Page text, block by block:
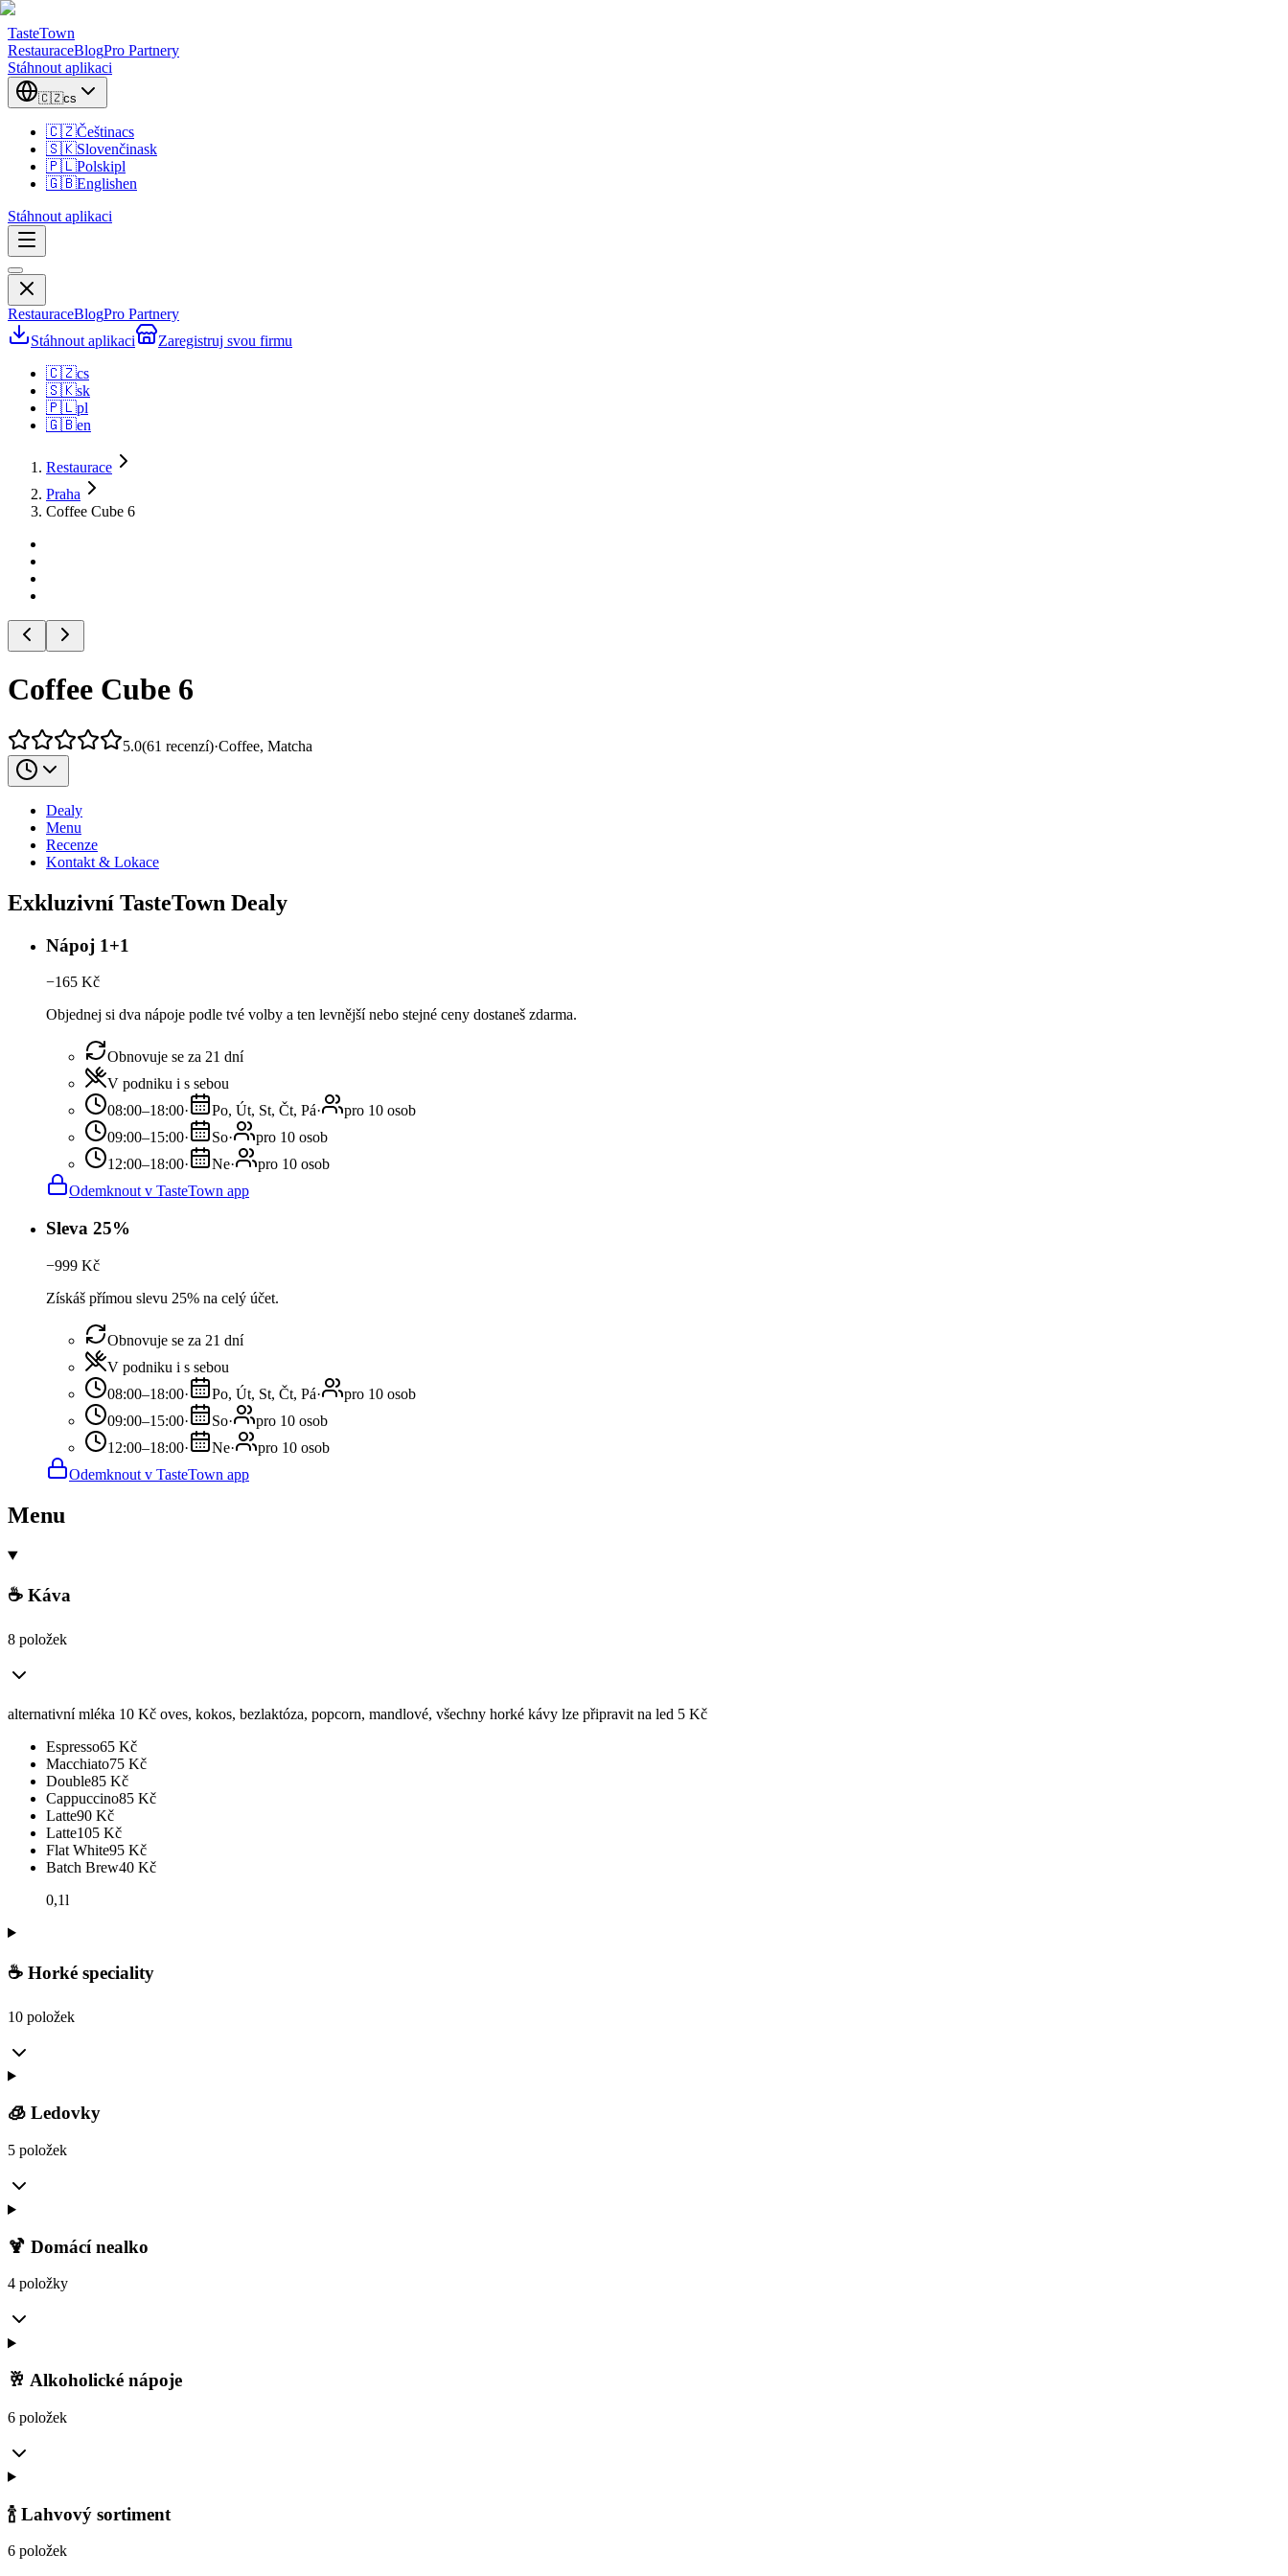
TasteTown
RestauraceBlogPro Partnery
Stáhnout aplikaci
🇨🇿cs
🇨🇿Češtinacs
🇸🇰Slovenčinask
🇵🇱Polskipl
🇬🇧Englishen
Stáhnout aplikaci
RestauraceBlogPro Partnery
Stáhnout aplikaci
Zaregistruj svou firmu
🇨🇿cs
🇸🇰sk
🇵🇱pl
🇬🇧en
Restaurace
Praha
Coffee Cube 6
Coffee Cube 6
5.0(61 recenzí)·Coffee, Matcha
Dealy
Menu
Recenze
Kontakt & Lokace
Exkluzivní TasteTown Dealy
Nápoj 1+1
−165 Kč
Objednej si dva nápoje podle tvé volby a ten levnější nebo stejné ceny dostaneš zdarma.
Obnovuje se za 21 dní
V podniku i s sebou
08:00–18:00· Po, Út, St, Čt, Pá·
pro 10 osob
09:00–15:00· So·
pro 10 osob
12:00–18:00· Ne·
pro 10 osob
Odemknout v TasteTown app
Sleva 25%
−999 Kč
Získáš přímou slevu 25% na celý účet.
Obnovuje se za 21 dní
V podniku i s sebou
08:00–18:00· Po, Út, St, Čt, Pá·
pro 10 osob
09:00–15:00· So·
pro 10 osob
12:00–18:00· Ne·
pro 10 osob
Odemknout v TasteTown app
Menu
☕ Káva
8 položek
alternativní mléka 10 Kč oves, kokos, bezlaktóza, popcorn, mandlové, všechny horké kávy lze připravit na led 5 Kč
Espresso65 Kč
Macchiato75 Kč
Double85 Kč
Cappuccino85 Kč
Latte90 Kč
Latte105 Kč
Flat White95 Kč
Batch Brew40 Kč
0,1l
☕ Horké speciality
10 položek
🧊 Ledovky
5 položek
🍹 Domácí nealko
4 položky
🥂 Alkoholické nápoje
6 položek
🍾 Lahvový sortiment
6 položek